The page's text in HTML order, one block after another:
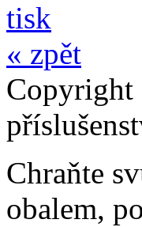
tisk
« zpět
Copyright
Chraňte
obalem,